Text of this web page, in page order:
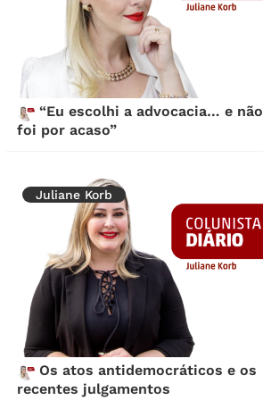
“Eu escolhi a advocacia… e não
foi por acaso”
Juliane Korb
Os atos antidemocráticos e os
recentes julgamentos